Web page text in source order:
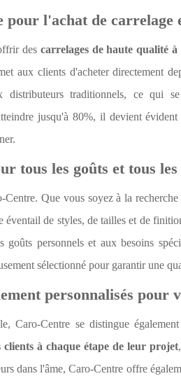
l'achat de carrelage
des carrelages de haute qualité
aux clients d'acheter directement
distributeurs traditionnels, ce qui
jusqu'à 80%, il devient
tous les goûts et tous les
Que vous soyez à la
éventail de styles, de tailles et de
goûts personnels et aux besoins
sélectionné pour garantir une
personnalisés pour
Caro-Centre se distingue
clients à chaque étape de leur projet
dans l'âme, Caro-Centre offre